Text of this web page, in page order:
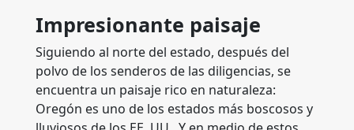
Impresionante paisaje
Siguiendo al norte del estado, después del
polvo de los senderos de las diligencias, se
encuentra un paisaje rico en naturaleza:
Oregón es uno de los estados más boscosos y